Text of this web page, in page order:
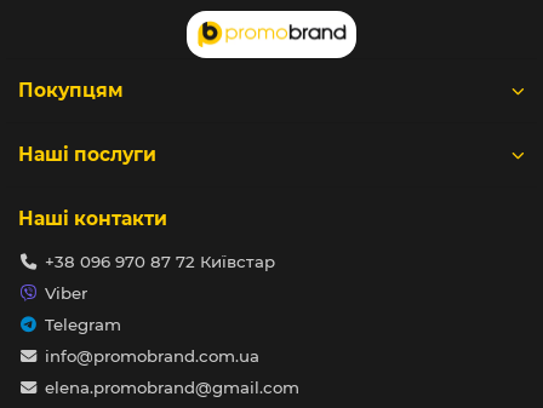
Покупцям
Наші послуги
Наші контакти
+38 096 970 87 72 Київстар
Viber
Telegram
info@promobrand.com.ua
elena.promobrand@gmail.com